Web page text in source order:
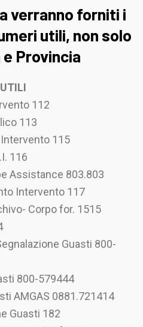
verranno forniti i
utili, non solo
e Provincia
112
113
115
116
Assistance 803.803
Intervento 117
Corpo for. 1515
Guasti 800-
800-579444
AMGAS 0881.721414
Guasti 182